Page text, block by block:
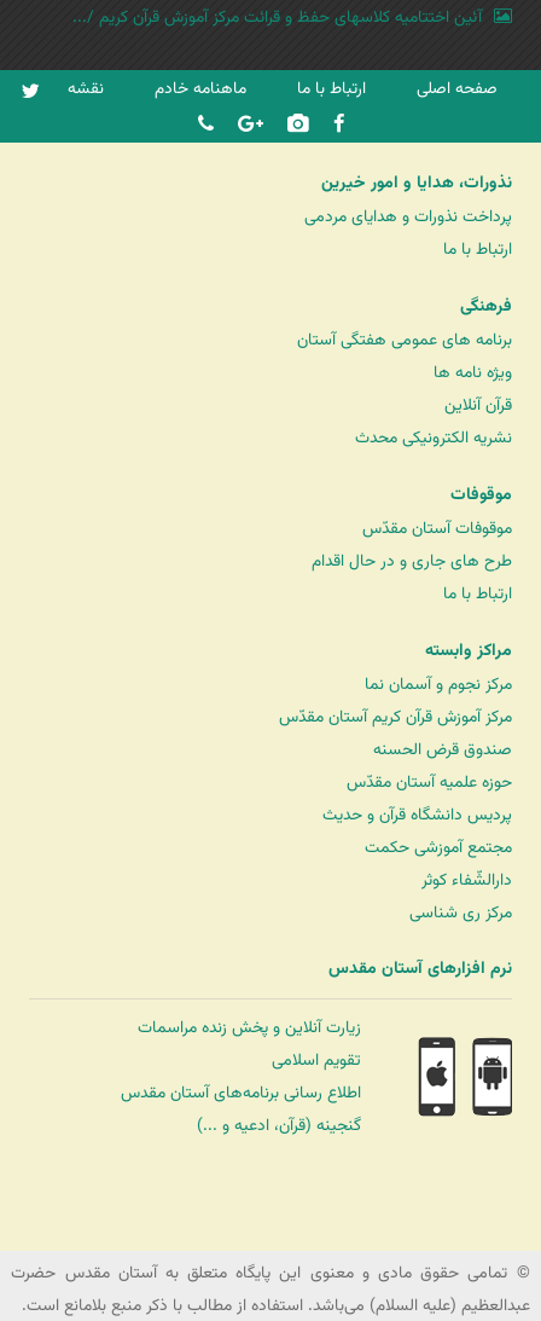
آئین اختتامیه کلاسهای حفظ و قرائت مرکز آموزش قرآن کریم /...
صفحه اصلی ارتباط با ما ماهنامه خادم نقشه
نذورات، هدایا و امور خیرین
پرداخت نذورات و هدایای مردمی
ارتباط با ما
فرهنگی
برنامه های عمومی هفتگی آستان
ویژه نامه ها
قرآن آنلاین
نشریه الکترونیکی محدث
موقوفات
موقوفات آستان مقدّس
طرح های جاری و در حال اقدام
ارتباط با ما
مراکز وابسته
مرکز نجوم و آسمان نما
مرکز آموزش قرآن کریم آستان مقدّس
صندوق قرض الحسنه
حوزه علمیه آستان مقدّس
پردیس دانشگاه قرآن و حدیث
مجتمع آموزشی حکمت
دارالشّفاء کوثر
مرکز ری شناسی
نرم افزارهای آستان مقدس
زیارت آنلاین و پخش زنده مراسمات
تقویم اسلامی
اطلاع رسانی برنامه‌های آستان مقدس
گنجینه (قرآن، ادعیه و ...)
© تمامی حقوق مادی و معنوی این پایگاه متعلق به آستان مقدس حضرت
عبدالعظیم (علیه السلام) می‌باشد. استفاده از مطالب با ذکر منبع بلامانع است.